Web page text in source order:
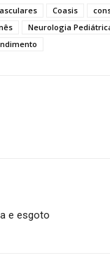
Coasis
Neurologia
e esgoto